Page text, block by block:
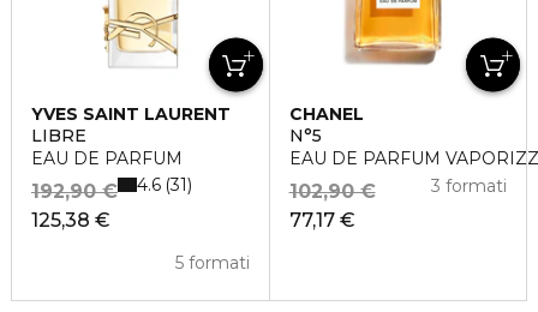
YVES SAINT LAURENT
LIBRE
EAU DE PARFUM
125,38 €
192,90 €
5 formati
4.6 31
CHANEL
N°5
EAU DE PARFUM
77,17 €
102,90 € 3 formati